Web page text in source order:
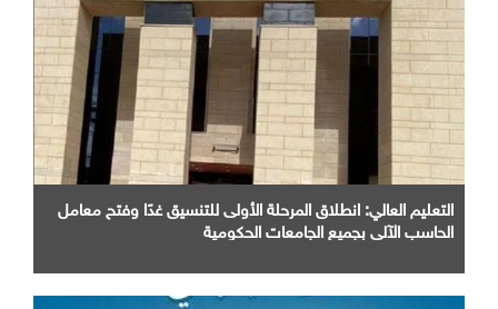
التعليم العالي: انطلاق المرحلة الأولى للتنسيق غدًا وفتح معامل
الحاسب الآلي بجميع الجامعات الحكومية